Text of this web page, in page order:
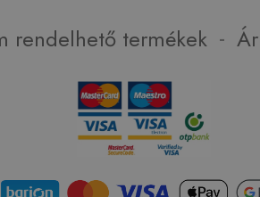
rendelhető termékek -